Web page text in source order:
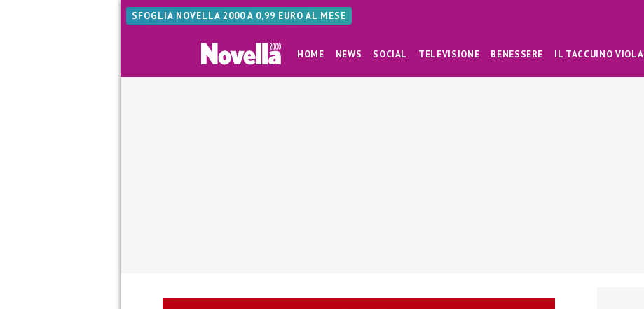
SFOGLIA NOVELLA 2000 A 0,99 EURO AL MESE
HOME NEWS SOCIAL TELEVISIONE BENESSERE IL TACCUINO VIOLA